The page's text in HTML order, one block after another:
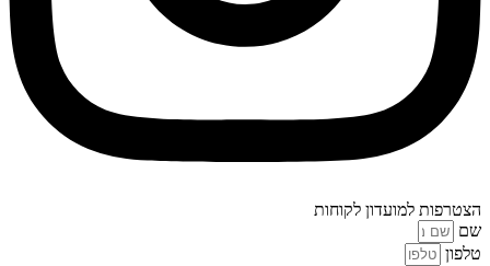
הצטרפות למועדון לקוחות
שם
טלפון